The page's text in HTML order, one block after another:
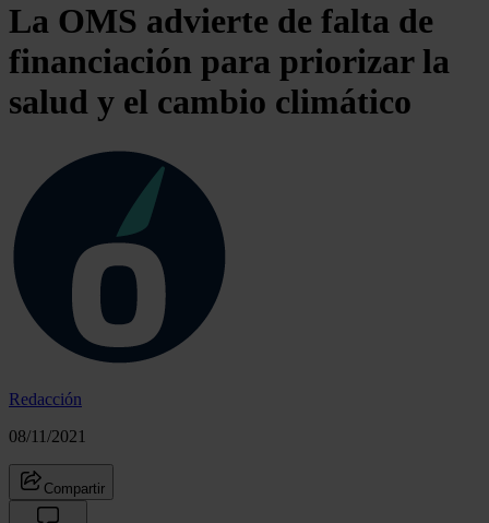
La OMS advierte de falta de
financiación para priorizar la
salud y el cambio climático
Redacción
08/11/2021
Compartir